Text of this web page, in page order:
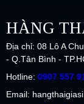
HÀNG
Địa chỉ: 08 Lô A
- Q.Tân Bình -
Hotline: 0907 557
Email: